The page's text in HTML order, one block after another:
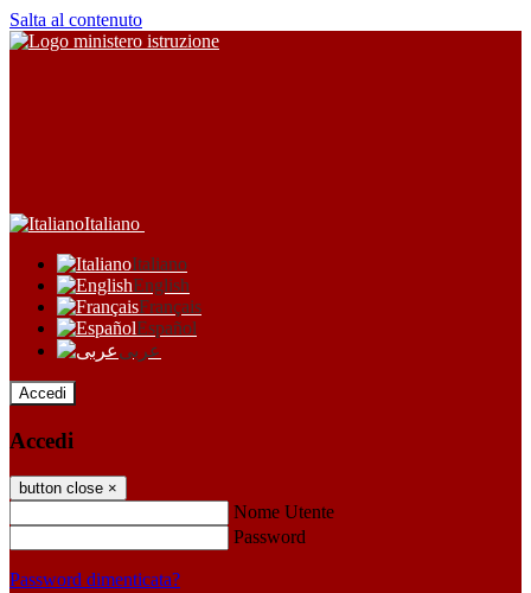
Salta al contenuto
Italiano
Italiano
English
Français
Español
عربى
Accedi
Accedi
button close ×
Nome Utente
Password
Password dimenticata?